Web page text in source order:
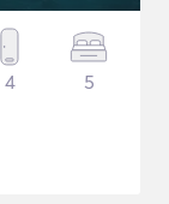
4 5